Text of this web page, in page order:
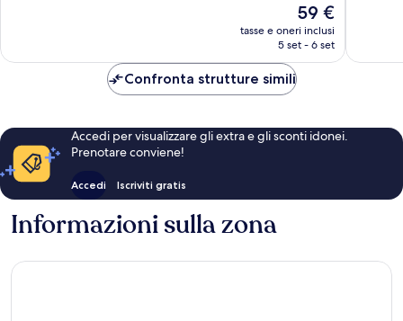
Il
prezzo
attuale
59 €
tasse e oneri inclusi
5 set - 6 set
Confronta strutture simili
Accedi per visualizzare gli extra e gli sconti idonei.
Prenotare conviene!
Accedi Iscriviti gratis
Informazioni sulla zona